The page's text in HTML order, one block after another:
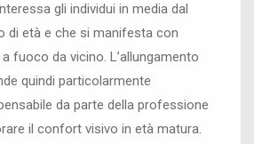
gli individui in media dal
di età e che si manifesta con
fuoco da vicino. L’allungamento
quindi particolarmente
da parte della professione
il confort visivo in età matura.